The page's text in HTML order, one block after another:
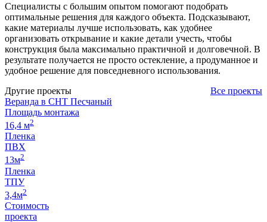
Специалисты с большим опытом помогают подобрать
оптимальные решения для каждого объекта. Подсказывают,
какие материалы лучше использовать, как удобнее
организовать открывание и какие детали учесть, чтобы
конструкция была максимально практичной и долговечной. В
результате получается не просто остекление, а продуманное и
удобное решение для повседневного использования.
Другие проекты
Все проекты
Веранда в СНТ Песчаный
Площадь монтажа
16,4 м2
Пленка
ПВХ
13м2
Пленка
ТПУ
3,4м2
Стоимость
проекта